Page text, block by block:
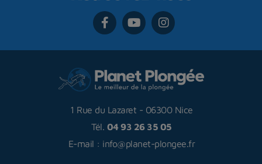
1 Rue du Lazaret - 06300 Nice
Tél. 04 93 26 35 05
E-mail : info@planet-plongee.fr